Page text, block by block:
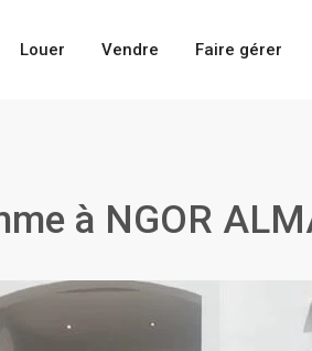
Louer Vendre Faire gérer
à NGOR